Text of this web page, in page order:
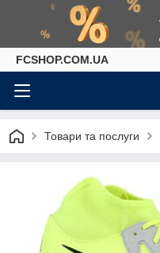
FCSHOP.COM.UA
Товари та послуги